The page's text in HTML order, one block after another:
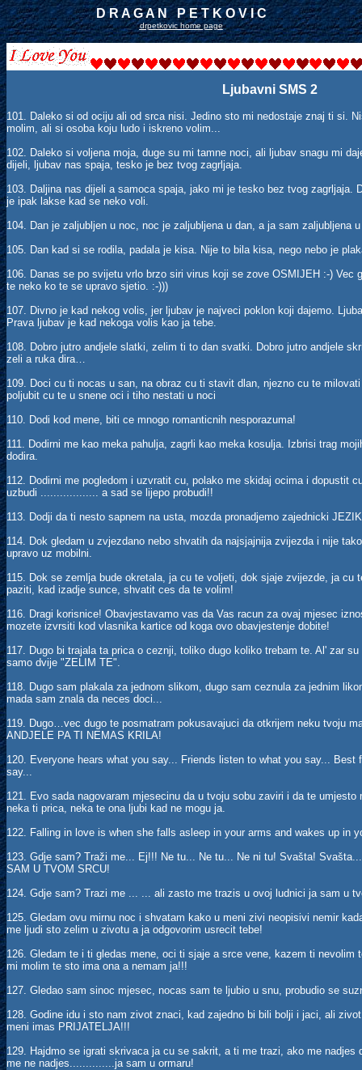
D R A G A N P E T K O V I C
drpetkovic home page
Ljubavni SMS 2
101. Daleko si od ociju ali od srca nisi. Jedino sto mi nedostaje znaj ti si.
molim, ali si osoba koju ludo i iskreno volim...
102. Daleko si voljena moja, duge su mi tamne noci, ali ljubav snagu mi
dijeli, ljubav nas spaja, tesko je bez tvog zagrljaja.
103. Daljina nas dijeli a samoca spaja, jako mi je tesko bez tvog zagrljaja.
je ipak lakse kad se neko voli.
104. Dan je zaljubljen u noc, noc je zaljubljena u dan, a ja sam zaljubljena
105. Dan kad si se rodila, padala je kisa. Nije to bila kisa, nego nebo je
106. Danas se po svijetu vrlo brzo siri virus koji se zove OSMIJEH :-) Vec
te neko ko te se upravo sjetio. :-)))
107. Divno je kad nekog volis, jer ljubav je najveci poklon koji dajemo.
Prava ljubav je kad nekoga volis kao ja tebe.
108. Dobro jutro andjele slatki, zelim ti to dan svatki. Dobro jutro andjele
zeli a ruka dira…
109. Doci cu ti nocas u san, na obraz cu ti stavit dlan, njezno cu te
poljubit cu te u snene oci i tiho nestati u noci
110. Dodi kod mene, biti ce mnogo romanticnih nesporazuma!
111. Dodirni me kao meka pahulja, zagrli kao meka kosulja. Izbrisi trag
dodira.
112. Dodirni me pogledom i uzvratit cu, polako me skidaj ocima i dopustit
uzbudi .................. a sad se lijepo probudi!!
113. Dodji da ti nesto sapnem na usta, mozda pronadjemo zajednicki
114. Dok gledam u zvjezdano nebo shvatih da najsjajnija zvijezda i nije
upravo uz mobilni.
115. Dok se zemlja bude okretala, ja cu te voljeti, dok sjaje zvijezde, ja cu
paziti, kad izadje sunce, shvatit ces da te volim!
116. Dragi korisnice! Obavjestavamo vas da Vas racun za ovaj mjesec
mozete izvrsiti kod vlasnika kartice od koga ovo obavjestenje dobite!
117. Dugo bi trajala ta prica o ceznji, toliko dugo koliko trebam te. Al' zar
samo dvije "ZELIM TE".
118. Dugo sam plakala za jednom slikom, dugo sam ceznula za jednim
mada sam znala da neces doci...
119. Dugo…vec dugo te posmatram pokusavajuci da otkrijem neku tvoju
ANDJELE PA TI NEMAS KRILA!
120. Everyone hears what you say... Friends listen to what you say... Best
say...
121. Evo sada nagovaram mjesecinu da u tvoju sobu zaviri i da te
neka ti prica, neka te ona ljubi kad ne mogu ja.
122. Falling in love is when she falls asleep in your arms and wakes up in
123. Gdje sam? Traži me... Ej!!! Ne tu... Ne tu... Ne ni tu! Svašta!
SAM U TVOM SRCU!
124. Gdje sam? Trazi me ... ... ali zasto me trazis u ovoj ludnici ja sam u
125. Gledam ovu mirnu noc i shvatam kako u meni zivi neopisivi nemir
me ljudi sto zelim u zivotu a ja odgovorim usrecit tebe!
126. Gledam te i ti gledas mene, oci ti sjaje a srce vene, kazem ti nevolim
mi molim te sto ima ona a nemam ja!!!
127. Gledao sam sinoc mjesec, nocas sam te ljubio u snu, probudio se
128. Godine idu i sto nam zivot znaci, kad zajedno bi bili bolji i jaci, ali
meni imas PRIJATELJA!!!
129. Hajdmo se igrati skrivaca ja cu se sakrit, a ti me trazi, ako me nadjes
me ne nadjes..............ja sam u ormaru!